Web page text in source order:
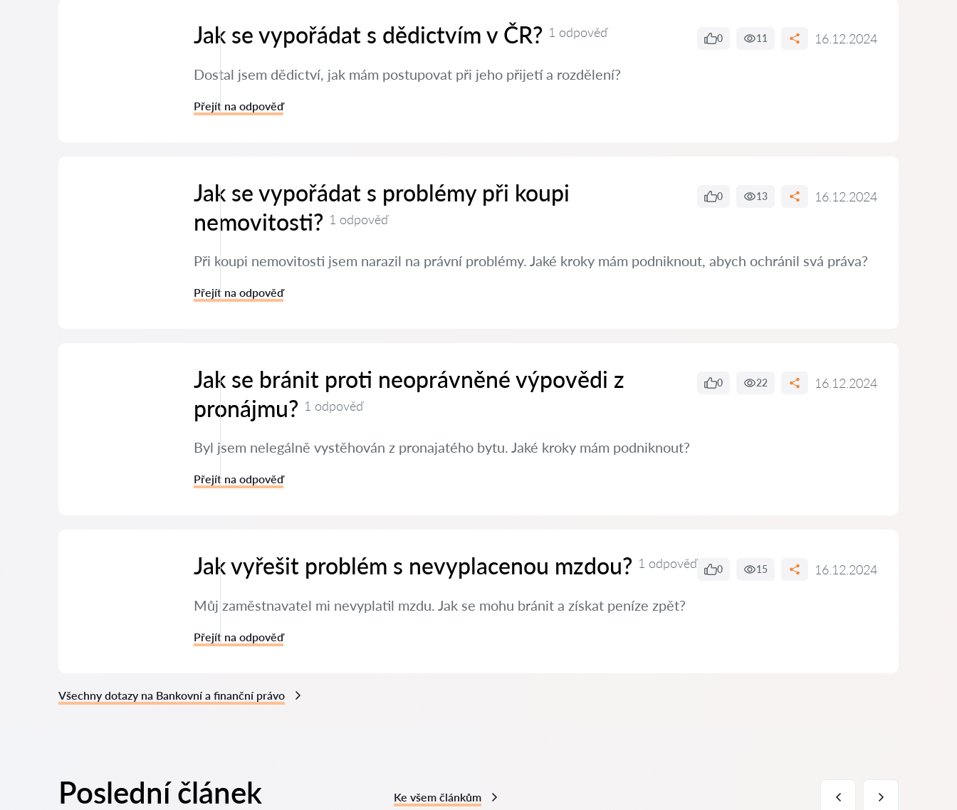
Jak se vypořádat s dědictvím v ČR? 1 odpověď 0 11 16.12.2024
Dostal jsem dědictví, jak mám postupovat při jeho přijetí a rozdělení?
Přejít na odpověď
Jak se vypořádat s problémy při koupi
nemovitosti? 1 odpověď
0 13 16.12.2024
Při koupi nemovitosti jsem narazil na právní problémy. Jaké kroky mám podniknout, abych ochránil svá práva?
Přejít na odpověď
Jak se bránit proti neoprávněné výpovědi z
pronájmu? 1 odpověď
0 22 16.12.2024
Byl jsem nelegálně vystěhován z pronajatého bytu. Jaké kroky mám podniknout?
Přejít na odpověď
Jak vyřešit problém s nevyplacenou mzdou? 1 odpověď 0 15 16.12.2024
Můj zaměstnavatel mi nevyplatil mzdu. Jak se mohu bránit a získat peníze zpět?
Přejít na odpověď
Všechny dotazy na Bankovní a finanční právo
Poslední článek Ke všem článkům